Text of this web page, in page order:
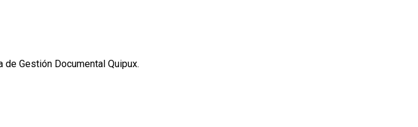
Gestión Documental Quipux.